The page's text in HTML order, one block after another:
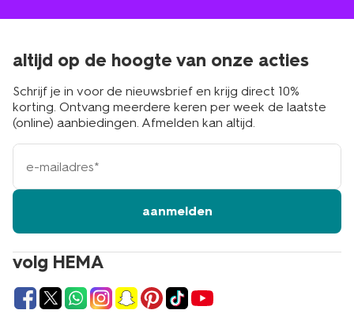
volg HEMA
altijd op de hoogte van onze acties
Schrijf je in voor de nieuwsbrief en krijg direct 10%
korting. Ontvang meerdere keren per week de laatste
(online) aanbiedingen. Afmelden kan altijd.
e-
mailadres
aanmelden